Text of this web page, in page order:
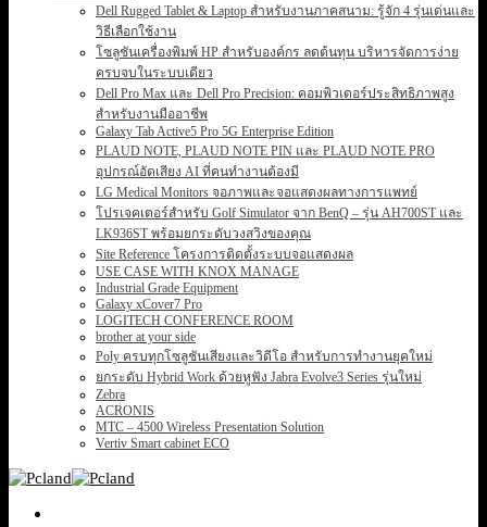
Dell Rugged Tablet & Laptop สำหรับงานภาคสนาม: รู้จัก 4 รุ่นเด่นและ
วิธีเลือกใช้งาน
โซลูชันเครื่องพิมพ์ HP สำหรับองค์กร ลดต้นทุน บริหารจัดการง่าย
ครบจบในระบบเดียว
Dell Pro Max และ Dell Pro Precision: คอมพิวเตอร์ประสิทธิภาพสูง
สำหรับงานมืออาชีพ
Galaxy Tab Active5 Pro 5G Enterprise Edition
PLAUD NOTE, PLAUD NOTE PIN และ PLAUD NOTE PRO
อุปกรณ์อัดเสียง AI ที่คนทำงานต้องมี
LG Medical Monitors จอภาพและจอแสดงผลทางการแพทย์
โปรเจคเตอร์สำหรับ Golf Simulator จาก BenQ – รุ่น AH700ST และ
LK936ST พร้อมยกระดับวงสวิงของคุณ
Site Reference โครงการติดตั้งระบบจอแสดงผล
USE CASE WITH KNOX MANAGE
Industrial Grade Equipment
Galaxy xCover7 Pro
LOGITECH CONFERENCE ROOM
brother at your side
Poly ครบทุกโซลูชันเสียงและวิดีโอ สำหรับการทำงานยุคใหม่
ยกระดับ Hybrid Work ด้วยหูฟัง Jabra Evolve3 Series รุ่นใหม่
Zebra
ACRONIS
MTC – 4500 Wireless Presentation Solution
Vertiv Smart cabinet ECO